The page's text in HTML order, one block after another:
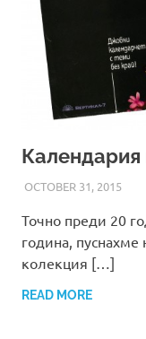
Календария
OCTOBER 31, 2015
Точно преди 20
година, пуснахме
колекция […]
READ MORE